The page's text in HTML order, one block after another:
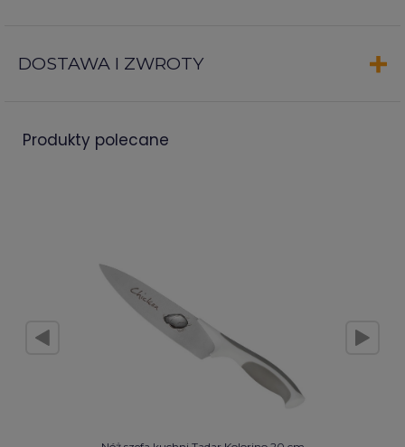
DOSTAWA I ZWROTY
produkty polecane